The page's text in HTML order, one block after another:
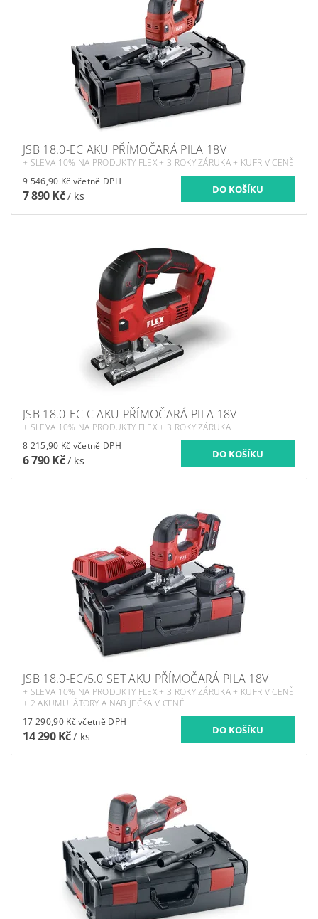
JSB 18.0-EC AKU PŘÍMOČARÁ PILA 18V
+ SLEVA 10% NA PRODUKTY FLEX + 3 ROKY ZÁRUKA + KUFR V CENĚ
9 546,90 Kč včetně DPH
7 890 Kč/ ks
JSB 18.0-EC C AKU PŘÍMOČARÁ PILA 18V
+ SLEVA 10% NA PRODUKTY FLEX + 3 ROKY ZÁRUKA
8 215,90 Kč včetně DPH
6 790 Kč/ ks
JSB 18.0-EC/5.0 SET AKU PŘÍMOČARÁ PILA 18V
+ SLEVA 10% NA PRODUKTY FLEX + 3 ROKY ZÁRUKA + KUFR V CENĚ
+ 2 AKUMULÁTORY A NABÍJEČKA V CENĚ
17 290,90 Kč včetně DPH
14 290 Kč/ ks